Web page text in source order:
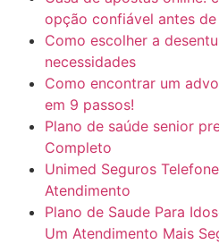
opção confiável antes
Como escolher a
necessidades
Como encontrar um
em 9 passos!
Plano de saúde senior
Completo
Unimed Seguros
Atendimento
Plano de Saude Para
Um Atendimento Mais